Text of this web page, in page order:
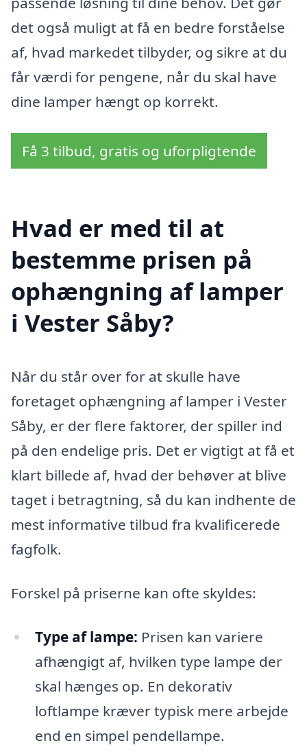
det også muligt at få en bedre forståelse
af, hvad markedet tilbyder, og sikre at du
får værdi for pengene, når du skal have
dine lamper hængt op korrekt.
Få 3 tilbud, gratis og uforpligtende
Hvad er med til at
bestemme prisen på
ophængning af lamper
i Vester Såby?
Når du står over for at skulle have
foretaget ophængning af lamper i Vester
Såby, er der flere faktorer, der spiller ind
på den endelige pris. Det er vigtigt at få et
klart billede af, hvad der behøver at blive
taget i betragtning, så du kan indhente de
mest informative tilbud fra kvalificerede
fagfolk.
Forskel på priserne kan ofte skyldes:
Type af lampe: Prisen kan variere
afhængigt af, hvilken type lampe der
skal hænges op. En dekorativ
loftlampe kræver typisk mere arbejde
end en simpel pendellampe.